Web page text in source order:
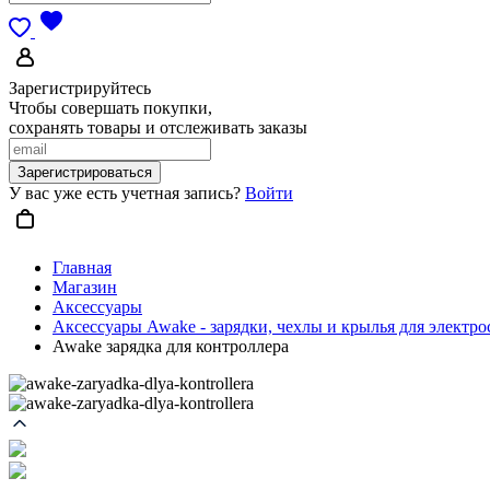
Зарегистрируйтесь
Чтобы совершать покупки,
сохранять товары и отслеживать заказы
Зарегистрироваться
У вас уже есть учетная запись? Войти
Главная
Магазин
Аксессуары
Аксессуары Awake - зарядки, чехлы и крылья для
Awake зарядка для контроллера